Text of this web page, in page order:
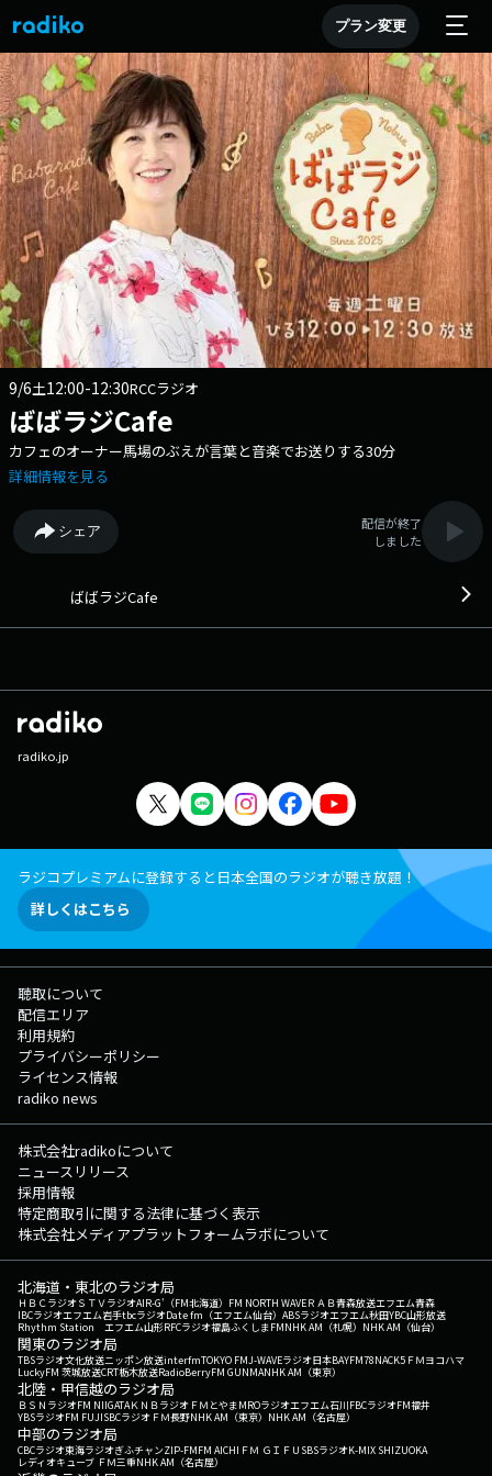
プラン変更
9/6土12:00-12:30RCCラジオ
ばばラジCafe
カフェのオーナー馬場のぶえが言葉と音楽でお送りする30分
詳細情報を見る
シェア
配信が終了
しました
ばばラジCafe
radiko.jp
ラジコプレミアムに登録すると日本全国のラジオが聴き放題！
詳しくはこちら
聴取について
配信エリア
利用規約
プライバシーポリシー
ライセンス情報
radiko news
株式会社radikoについて
ニュースリリース
採用情報
特定商取引に関する法律に基づく表示
株式会社メディアプラットフォームラボについて
北海道・東北のラジオ局
ＨＢＣラジオＳＴＶラジオAIR-G'（FM北海道） FM NORTH WAVEＲＡＢ青森放送エフエム青森
IBCラジオエフエム岩手tbcラジオDate fm（エフエム仙台） ABSラジオエフエム秋田YBC山形放送
Rhythm Station エフエム山形RFCラジオ福島ふくしまFMNHK AM（札幌） NHK AM（仙台）
関東のラジオ局
TBSラジオ文化放送ニッポン放送interfmTOKYO FMJ-WAVEラジオ日本BAYFM78NACK5 ＦＭヨコハマ
LuckyFM 茨城放送CRT栃木放送RadioBerryFM GUNMANHK AM（東京）
北陸・甲信越のラジオ局
ＢＳＮラジオFM NIIGATAＫＮＢラジオ ＦＭとやまMROラジオエフエム石川FBCラジオFM福井
YBSラジオFM FUJISBCラジオ ＦＭ長野NHK AM（東京） NHK AM（名古屋）
中部のラジオ局
CBCラジオ東海ラジオぎふチャンZIP-FMFM AICHI ＦＭ ＧＩＦＵ SBSラジオK-MIX SHIZUOKA
レディオキューブ ＦＭ三重NHK AM（名古屋）